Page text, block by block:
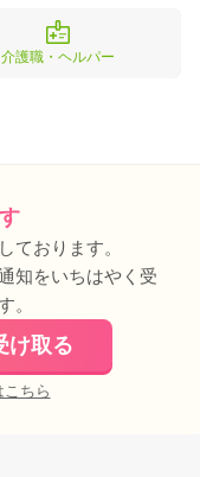
介護職・ヘルパー
ております。
知をいちはやく受
。
け取る
ちら